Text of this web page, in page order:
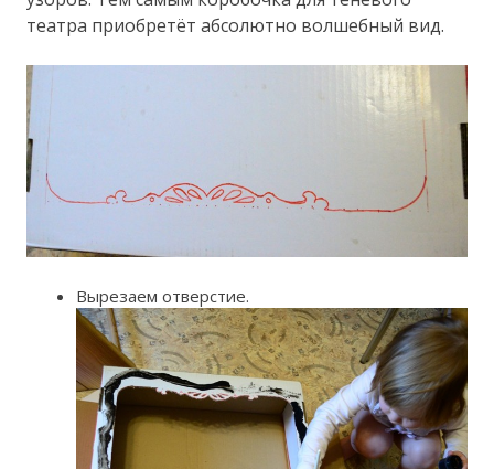
театра приобретёт абсолютно волшебный вид.
Вырезаем отверстие.